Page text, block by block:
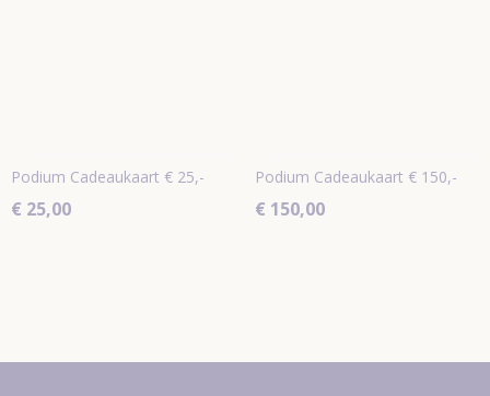
Podium Cadeaukaart € 25,-
€ 25,00
Podium Cadeaukaart € 150,-
€ 150,00